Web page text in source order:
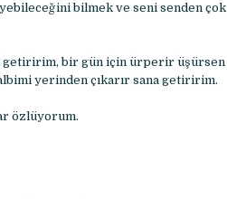
bilmek ve seni senden çok
getiririm, bir gün için ürperir üşürsen
yerinden çıkarır sana getiririm.
özlüyorum.